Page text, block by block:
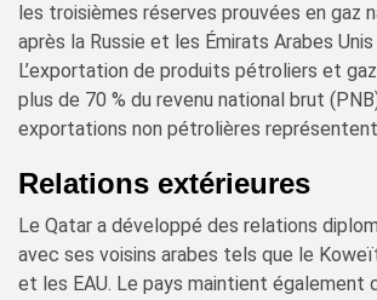
les troisièmes réserves prouvées en gaz
après la Russie et les Émirats Arabes Unis
L’exportation de produits pétroliers et
plus de 70 % du revenu national brut
exportations non pétrolières représentent
Relations extérieures
Le Qatar a développé des relations
avec ses voisins arabes tels que le
et les EAU. Le pays maintient également